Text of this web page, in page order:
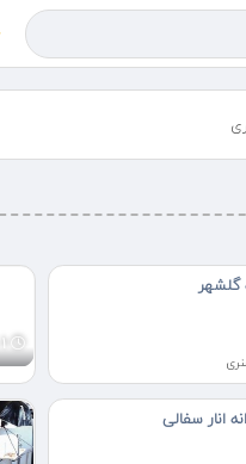
گلشهر
انار سفالی